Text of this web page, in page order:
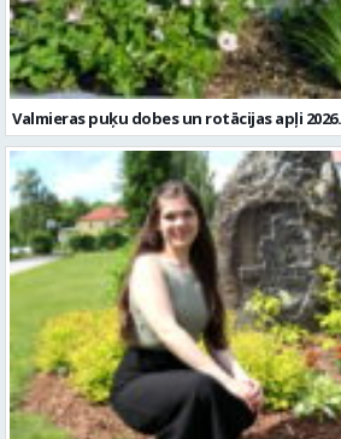
Valmieras puķu dobes un rotācijas apļi